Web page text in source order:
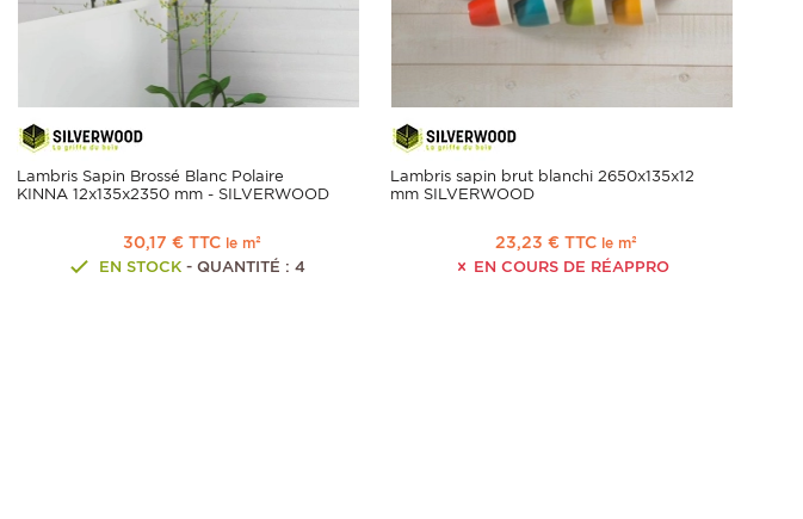
Lambris Sapin Brossé Blanc Polaire
KINNA 12x135x2350 mm - SILVERWOOD
30,17 € TTC le m²
EN STOCK - QUANTITÉ : 4
Lambris sapin brut blanchi 2650x135x12
mm SILVERWOOD
23,23 € TTC le m²
EN COURS DE RÉAPPRO